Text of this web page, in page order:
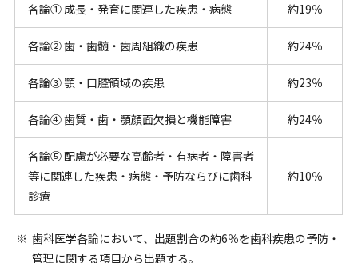
各論① 成長・発育に関連した疾患・病態 約19％
各論② 歯・歯髄・歯周組織の疾患 約24％
各論③ 顎・口腔領域の疾患 約23％
各論④ 歯質・歯・顎顔面欠損と機能障害 約24％
各論⑤ 配慮が必要な高齢者・有病者・障害者
等に関連した疾患・病態・予防ならびに歯科
診療
約10％
歯科医学各論において、出題割合の約6％を歯科疾患の予防・
管理に関する項目から出題する。